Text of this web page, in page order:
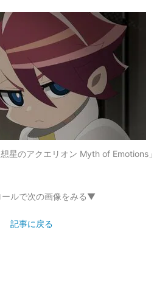
星のアクエリオン Myth of Emotions」
ルで次の画像をみる▼
記事に戻る